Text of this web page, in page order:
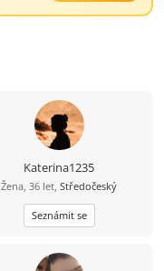
Katerina1235
Žena, 36 let, Středočeský
Seznámit se